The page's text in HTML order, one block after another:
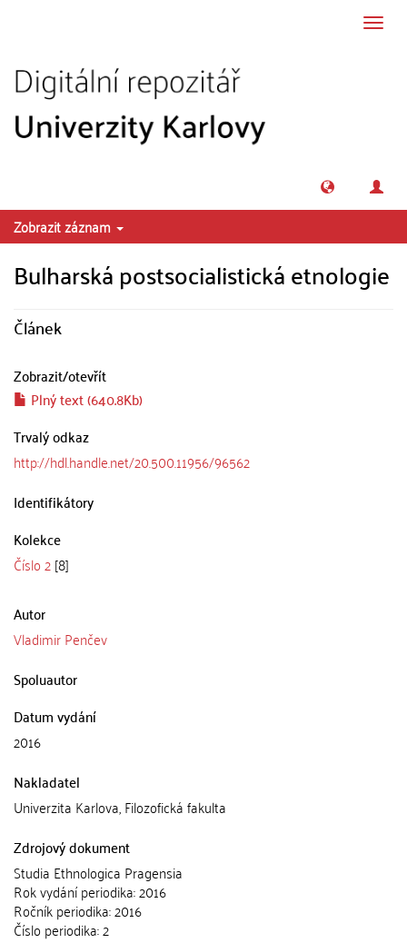
Zobrazit záznam
Bulharská postsocialistická etnologie
Článek
Zobrazit/otevřít
Plný text (640.8Kb)
Trvalý odkaz
http://hdl.handle.net/20.500.11956/96562
Identifikátory
Kolekce
Číslo 2[8]
Autor
Vladimir Penčev
Spoluautor
Datum vydání
2016
Nakladatel
Univerzita Karlova, Filozofická fakulta
Zdrojový dokument
Studia Ethnologica Pragensia
Rok vydání periodika: 2016
Ročník periodika: 2016
Číslo periodika: 2